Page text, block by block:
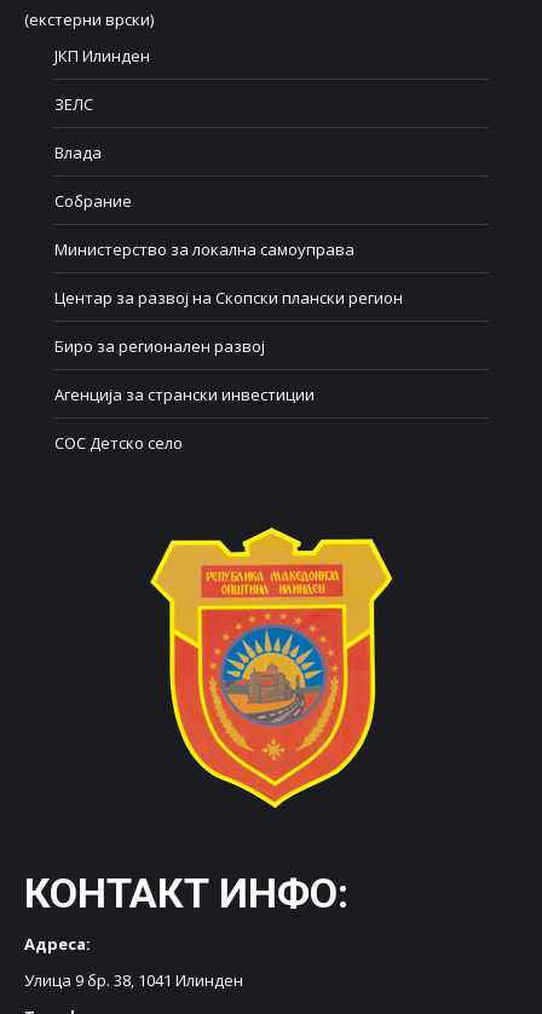
(екстерни врски)
ЈКП Илинден
ЗЕЛС
Влада
Собрание
Министерство за локална самоуправа
Центар за развој на Скопски плански регион
Биро за регионален развој
Агенција за странски инвестиции
СОС Детско село
КОНТАКТ ИНФО:
Адреса:
Улица 9 бр. 38, 1041 Илинден